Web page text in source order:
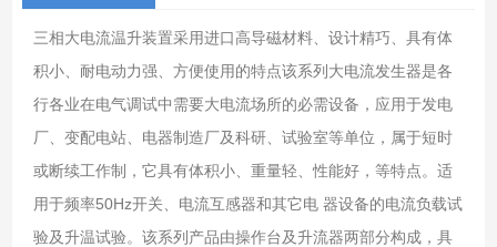
三相大电流温升装置采用进口高导磁材料、设计精巧、具有体
积小、耐电动力强、方便使用的特点该系列大电流发生器是各
行各业在电气调试中需要大电流场所的必需设备，应用于发电
厂、变配电站、电器制造厂及科研、试验室等单位，属于短时
或断续工作制，它具有体积小、重量轻、性能好，等特点。适
用于频率50Hz开关、电流互感器和其它电 器设备的电流负载试
验及升温试验。该系列产品由操作台及升流器两部分构成，具